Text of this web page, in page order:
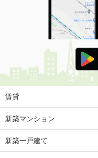
賃貸
新築マンション
新築一戸建て